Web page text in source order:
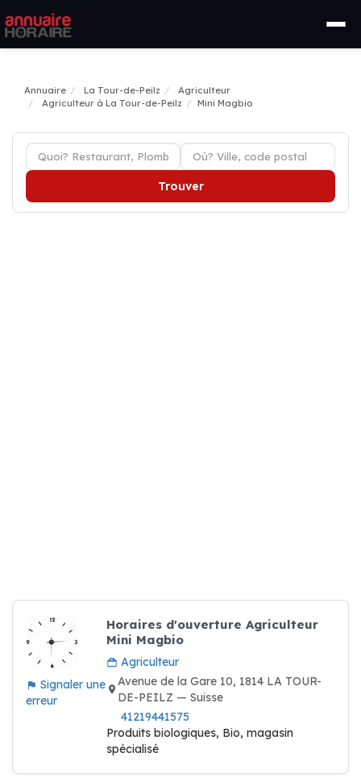
Annuaire La Tour-de-Peilz
Agriculteur
Agriculteur à La Tour-de-Peilz
Mini Magbio
Trouver
Signaler une
erreur
Horaires d'ouverture Agriculteur
Mini Magbio
Agriculteur
Avenue de la Gare 10, 1814 LA TOUR-
DE-PEILZ — Suisse
41219441575
Produits biologiques, Bio, magasin
spécialisé